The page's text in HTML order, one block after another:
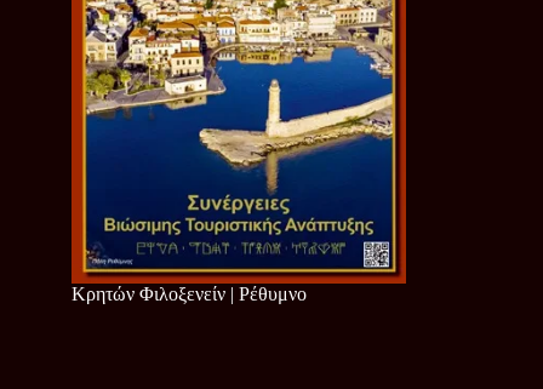
Κρητών Φιλοξενείν | Ρέθυμνο